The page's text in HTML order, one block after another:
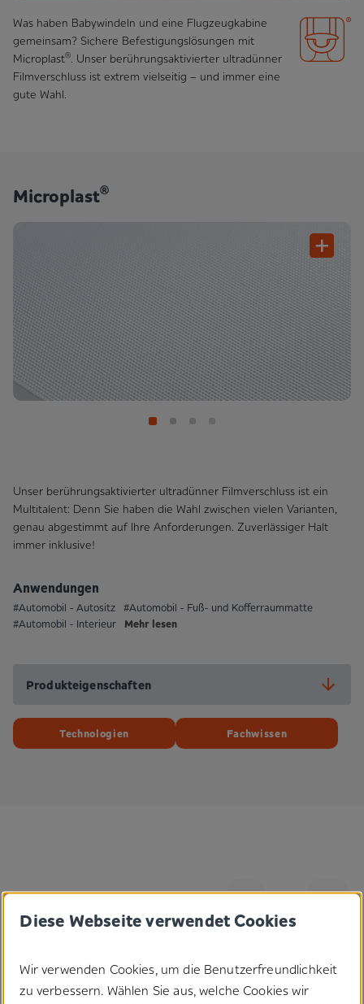
Was haben Babywindeln und eine Flugzeugkabine
gemein­sam? Sichere Befestigungslösungen mit
Microplast®. Unser berührungsaktivierter ultradünner
Filmverschluss ist extrem vielseitig – und immer eine
gute Wahl.
Microplast®
Unser berührungsaktivierter ultradünner Filmverschluss ist ein
Multi­talent: Denn Sie haben die Wahl zwischen vielen Varianten,
genau abgestimmt auf Ihre Anforderungen. Zuverlässiger Halt
immer inklusive!
Anwendungen
#Automobil - Autositz #Automobil - Fuß- und Kofferraummatte
#Automobil - Interieur
Mehr lesen
Produkteigenschaften
Technologien Fachwissen
Haben Sie Fragen zu unseren
Diese Webseite verwendet Cookies
Wir verwenden Cookies, um die Benutzerfreundlichkeit
zu verbessern. Wählen Sie aus, welche Cookies wir